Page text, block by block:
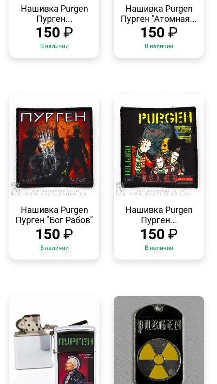
ПРОСМОТР
Нашивка Purgen
Пурген...
150 ₽
В наличии
ПРОСМОТР
Нашивка Purgen
Пурген "Атомная...
150 ₽
В наличии
ПРОСМОТР
Нашивка Purgen
Пурген "Бог Рабов"
150 ₽
В наличии
ПРОСМОТР
Нашивка Purgen
Пурген...
150 ₽
В наличии